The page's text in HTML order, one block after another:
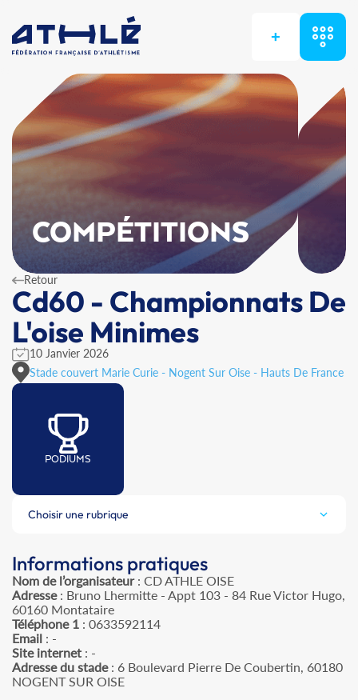
+
COMPÉTITIONS
Retour
Cd60 - Championnats De
L'oise Minimes
10 Janvier 2026
Stade couvert Marie Curie - Nogent Sur Oise - Hauts De France
PODIUMS
Choisir une rubrique
Informations pratiques
Nom de l’organisateur: CD ATHLE OISE
Adresse: Bruno Lhermitte - Appt 103 - 84 Rue Victor Hugo,
60160 Montataire
Téléphone 1 : 0633592114
Email : -
Site internet : -
Adresse du stade: 6 Boulevard Pierre De Coubertin, 60180
NOGENT SUR OISE